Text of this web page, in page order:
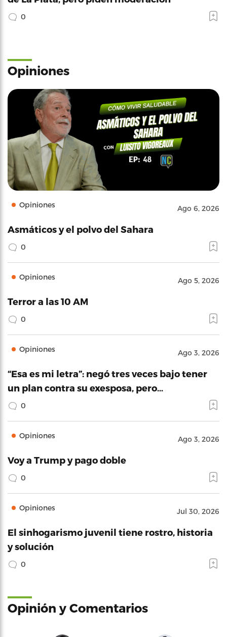
0
Opiniones
Opiniones Ago 6, 2026
Asmáticos y el polvo del Sahara
0
Opiniones Ago 5, 2026
Terror a las 10 AM
0
Opiniones Ago 3, 2026
“Esa es mi letra”: negó tres veces bajo tener
un plan contra su exesposa, pero…
0
Opiniones Ago 3, 2026
Voy a Trump y pago doble
0
Opiniones Jul 30, 2026
El sinhogarismo juvenil tiene rostro, historia
y solución
0
Opinión y Comentarios